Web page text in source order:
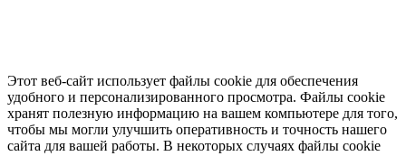
Этот веб-сайт использует файлы cookie для обеспечения
удобного и персонализированного просмотра. Файлы cookie
хранят полезную информацию на вашем компьютере для того,
чтобы мы могли улучшить оперативность и точность нашего
сайта для вашей работы. В некоторых случаях файлы cookie